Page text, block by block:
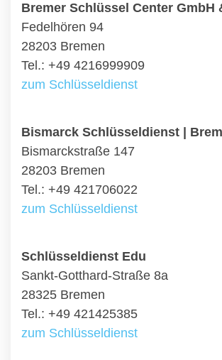
Bremer Schlüssel Center GmbH
Fedelhören 94
28203 Bremen
Tel.: +49 4216999909
zum Schlüsseldienst
Bismarck Schlüsseldienst |
Bismarckstraße 147
28203 Bremen
Tel.: +49 421706022
zum Schlüsseldienst
Schlüsseldienst Edu
Sankt-Gotthard-Straße 8a
28325 Bremen
Tel.: +49 421425385
zum Schlüsseldienst